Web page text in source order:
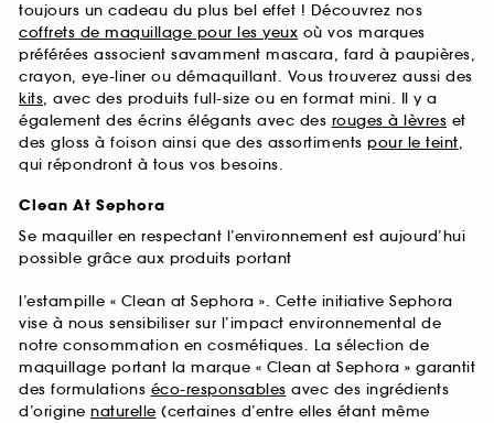
toujours un cadeau du plus bel effet ! Découvrez nos
coffrets de maquillage pour les yeux où vos marques
préférées associent savamment mascara, fard à paupières,
crayon, eye-liner ou démaquillant. Vous trouverez aussi des
kits, avec des produits full-size ou en format mini. Il y a
également des écrins élégants avec des rouges à lèvres et
des gloss à foison ainsi que des assortiments pour le teint,
qui répondront à tous vos besoins.
Clean At Sephora
Se maquiller en respectant l’environnement est aujourd’hui
possible grâce aux produits portant
l’estampille « Clean at Sephora ». Cette initiative Sephora
vise à nous sensibiliser sur l’impact environnemental de
notre consommation en cosmétiques. La sélection de
maquillage portant la marque « Clean at Sephora » garantit
des formulations éco-responsables avec des ingrédients
d’origine naturelle (certaines d’entre elles étant même